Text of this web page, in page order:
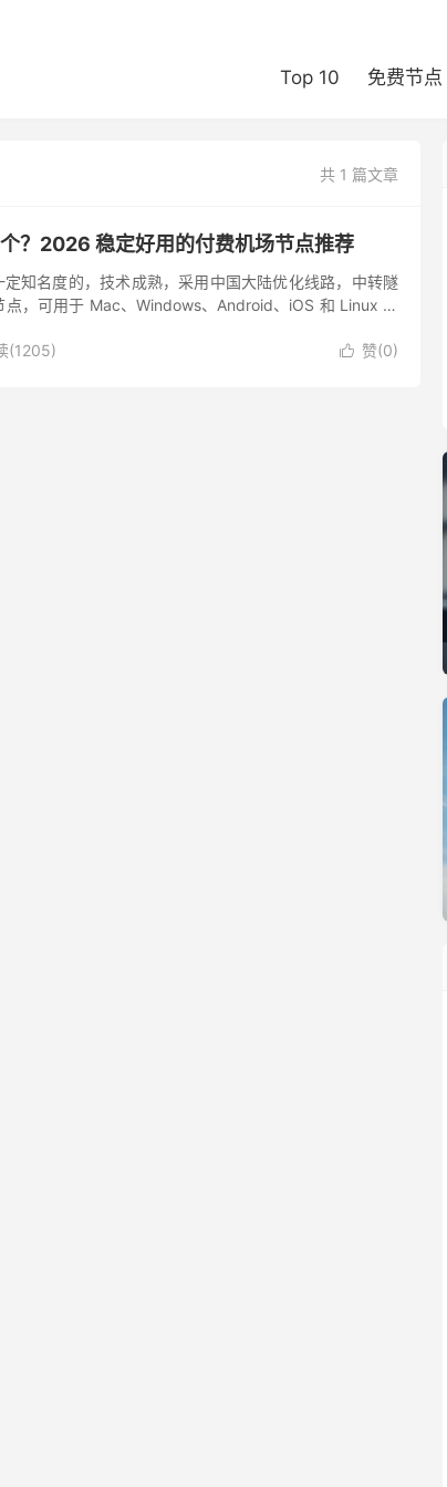
Top 10 免费节点
共 1 篇文章
？2026 稳定好用的付费机场节点推荐
知名度的，技术成熟，采用中国大陆优化线路，中转隧
点，可用于 Mac、Windows、Android、iOS 和 Linux 平
 赞(0)
(1205)